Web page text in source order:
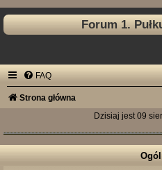
Forum 1.
FAQ
Strona główna
Dzisiaj jest 09